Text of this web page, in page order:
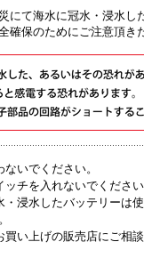
にて海水に冠水・浸水し
確保のためにご注意頂
いでください。
ッチを入れないでください
・浸水したバッテリーは
買い上げの販売店にご相談